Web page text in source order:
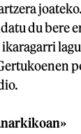
du bere